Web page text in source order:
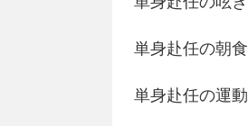
単身赴任の朝食
単身赴任の運動